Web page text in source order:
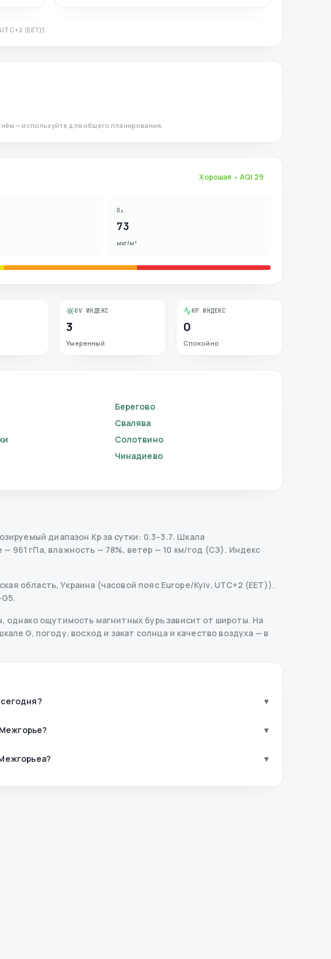
UTC+2 (EET)).
— используйте для общего планирования.
Хорошая • AQI 29
O₃
73
мкг/м³
UV ИНДЕКС
3
Умеренный
KP ИНДЕКС
0
Спокойно
Берегово
Свалява
Солотвино
Чинадиево
диапазон Kp за сутки: 0.3–3.7. Шкала
— 961 гПа, влажность — 78%, ветер — 10 км/год (СЗ). Индекс
область, Украина (часовой пояс Europe/Kyiv, UTC+2 (EET)).
ощутимость магнитных бурь зависит от широты. На
G, погоду, восход и закат солнца и качество воздуха — в
▾
▾
▾